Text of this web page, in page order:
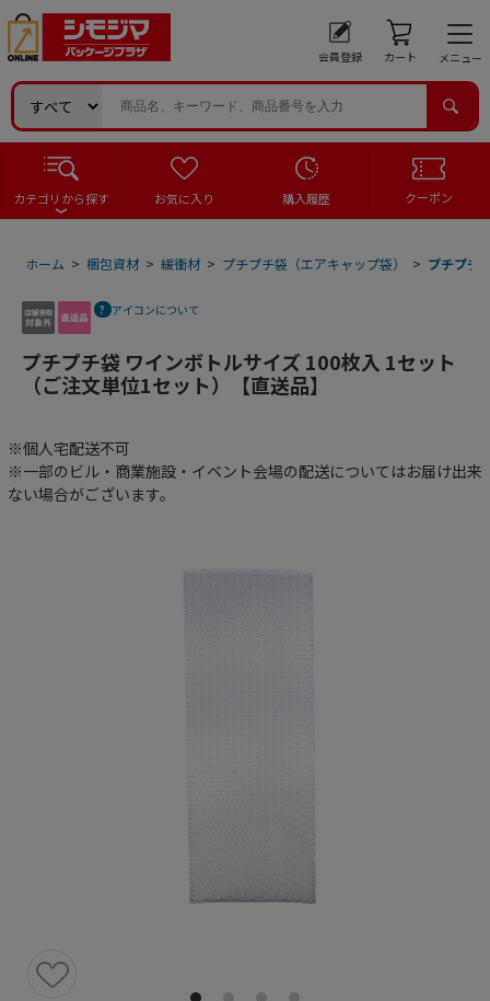
会員登録 カート メニュー
カテゴリから探す お気に入り 購入履歴 クーポン
ホーム > 梱包資材 > 緩衝材 > プチプチ袋（エアキャップ袋） > プチプチ
アイコンについて
プチプチ袋 ワインボトルサイズ 100枚入 1セット
（ご注文単位1セット）【直送品】
※個人宅配送不可
※一部のビル・商業施設・イベント会場の配送についてはお届け出来
ない場合がございます。